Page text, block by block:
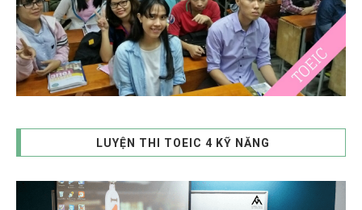
LUYỆN THI TOEIC 4 KỸ NĂNG